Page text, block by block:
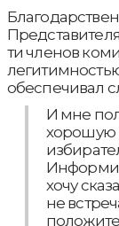
ти членов
обеспечивал
И мне
хорошую
хочу
не